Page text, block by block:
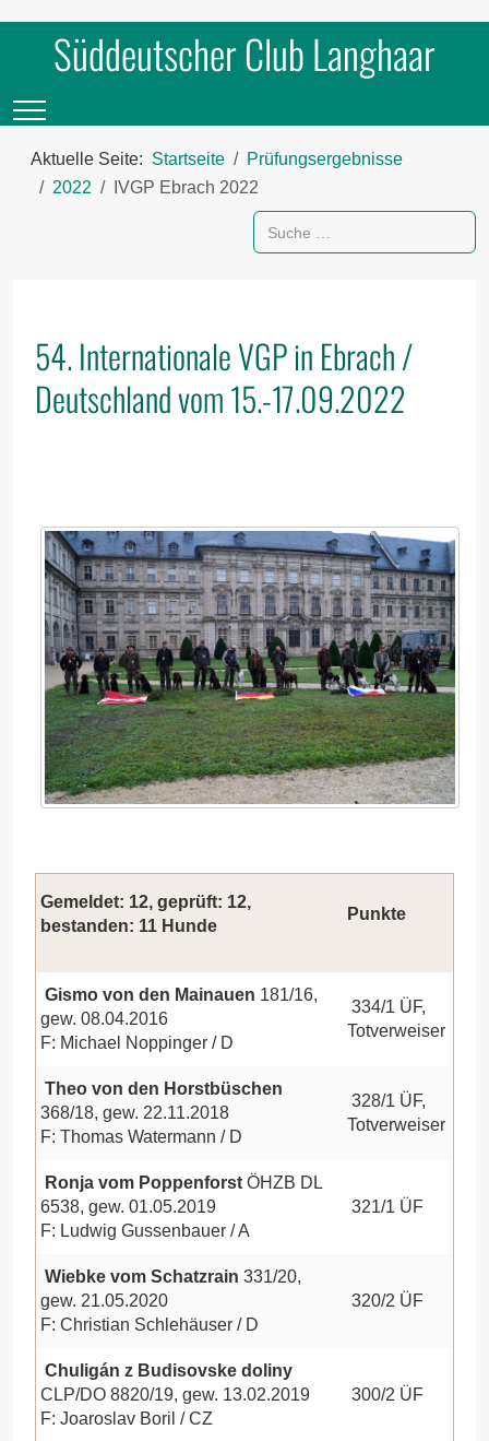
Süddeutscher Club Langhaar
Mobile Menu Toggle
Aktuelle Seite: Startseite
Prüfungsergebnisse
2022
IVGP Ebrach 2022
Suchen
54. Internationale VGP in Ebrach /
Deutschland vom 15.-17.09.2022
Gemeldet: 12, geprüft: 12,
bestanden: 11 Hunde
Punkte
Gismo von den Mainauen 181/16,
gew. 08.04.2016
F: Michael Noppinger / D
334/1 ÜF,
Totverweiser
Theo von den Horstbüschen
368/18, gew. 22.11.2018
F: Thomas Watermann / D
328/1 ÜF,
Totverweiser
Ronja vom Poppenforst ÖHZB DL
6538, gew. 01.05.2019
F: Ludwig Gussenbauer / A
321/1 ÜF
Wiebke vom Schatzrain 331/20,
gew. 21.05.2020
F: Christian Schlehäuser / D
320/2 ÜF
Chuligán z Budisovske doliny
CLP/DO 8820/19, gew. 13.02.2019
F: Joaroslav Boril / CZ
300/2 ÜF